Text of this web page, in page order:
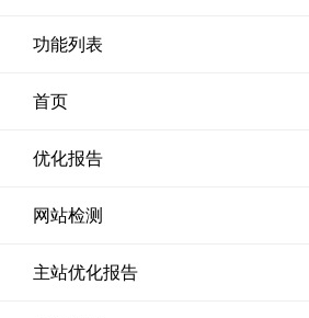
功能列表
首页
优化报告
网站检测
主站优化报告